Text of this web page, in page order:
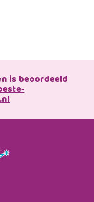
is beoordeeld